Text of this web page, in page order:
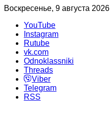
Воскресенье, 9 августа 2026
YouTube
Instagram
Rutube
vk.com
Odnoklassniki
Threads
Viber
Telegram
RSS